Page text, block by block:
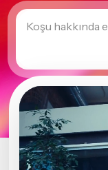
Uyku verimliliği